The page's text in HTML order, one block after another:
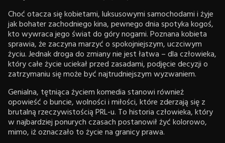
Choć otacza się kobietami, luksusowymi samochodami i żyje
jak bohater zachodniego kina, pewnego dnia spotyka kogoś,
kto wywraca jego świat do góry nogami. Poznana kobieta
sprawia, że zaczyna marzyć o spokojniejszym, uczciwym
życiu. Jednak droga do zmiany nie jest łatwa – dla człowieka,
który całe życie uciekał przed zasadami, podjęcie decyzji o
zatrzymaniu się może być najtrudniejszym wyzwaniem.
Genialna, tętniąca życiem komedia stanowi również
opowieść o buncie, wolności i miłości, które zderzają się z
brutalną rzeczywistością PRL-u. To historia człowieka, który
w najbardziej ponurych czasach postanowił żyć kolorowo,
mimo, iż oznaczało to życie na granicy prawa.